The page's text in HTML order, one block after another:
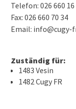
Telefon: 026 660 16
Fax: 026 660 70 34
Email: info@cugy-
Zuständig für:
1483 Vesin
1482 Cugy FR